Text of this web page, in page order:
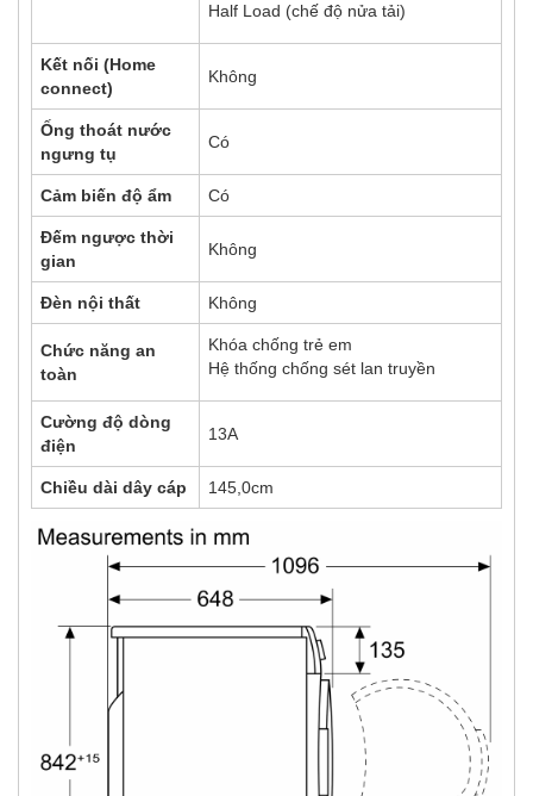
Half Load (chế độ nửa tải)
Kết nối (Home
connect)
Không
Ống thoát nước
ngưng tụ
Có
Cảm biến độ ẩm Có
Đếm ngược thời
gian
Không
Đèn nội thất Không
Chức năng an
toàn
Khóa chống trẻ em
Hệ thống chống sét lan truyền
Cường độ dòng
điện
13A
Chiều dài dây cáp 145,0cm